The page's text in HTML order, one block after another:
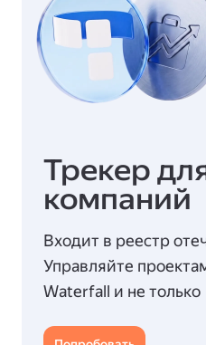
Трекер
компаний
Входит в реестр
Управляйте
Waterfall и не только